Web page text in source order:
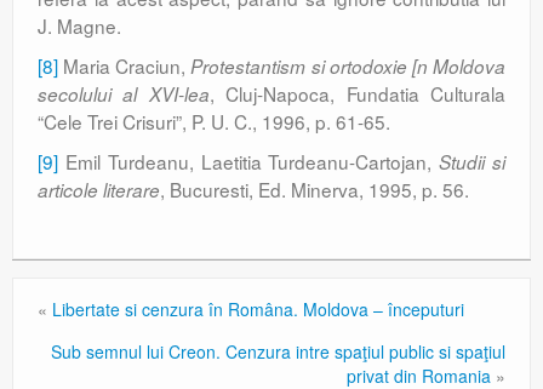
J. Magne.
[8] Maria Craciun, Protestantism si ortodoxie [n Moldova
secolului al XVI-lea, Cluj-Napoca, Fundatia Culturala
“Cele Trei Crisuri”, P. U. C., 1996, p. 61-65.
[9] Emil Turdeanu, Laetitia Turdeanu-Cartojan,Studii si
articole literare, Bucuresti, Ed. Minerva, 1995, p. 56.
« Libertate si cenzura în Româna. Moldova – începuturi
Sub semnul lui Creon. Cenzura intre spaţiul public si spaţiul
privat din Romania »